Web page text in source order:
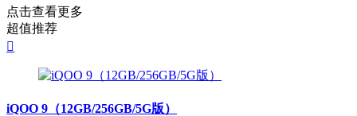
点击查看更多
超值推荐

iQOO 9（12GB/256GB/5G版）